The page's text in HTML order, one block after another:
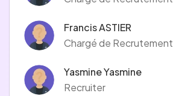
Francis ASTIER
Chargé de Recrutement
Yasmine Yasmine
Recruiter